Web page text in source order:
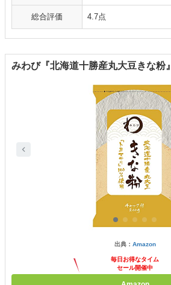
総合評価 4.7点
みわび『北海道十勝産丸大豆きな粉』
出典： Amazon
毎日お得なタイム
セール開催中